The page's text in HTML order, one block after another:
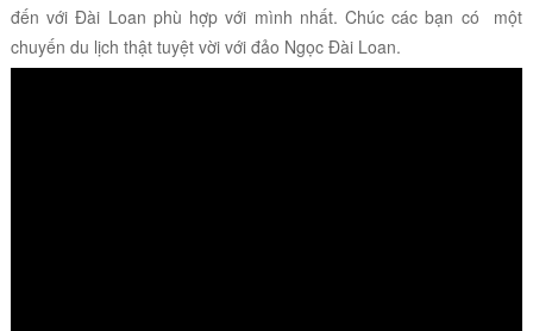
đến với Đài Loan phù hợp với mình nhất. Chúc các bạn có một
chuyến du lịch thật tuyệt vời với đảo Ngọc Đài Loan.